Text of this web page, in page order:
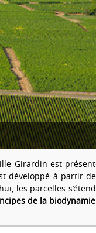
Girardin est
développé à partir
les parcelles
de la biodynamie